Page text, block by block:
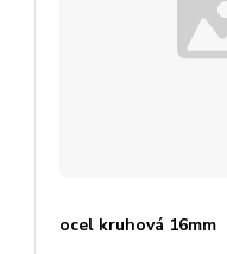
ocel kruhová 16mm